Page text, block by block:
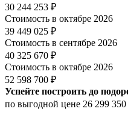
30 244 253 ₽
Стоимость в октябре 2026
39 449 025 ₽
Стоимость в сентябре 2026
40 325 670 ₽
Стоимость в октябре 2026
52 598 700 ₽
Успейте построить до
по выгодной цене 26 299